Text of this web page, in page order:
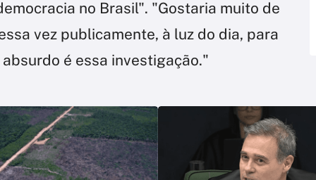
no Brasil". "Gostaria muito de
vez publicamente, à luz do dia, para
é essa investigação."